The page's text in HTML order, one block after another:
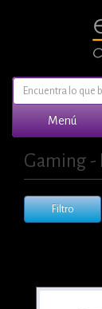
Menú
Gaming -
Filtro